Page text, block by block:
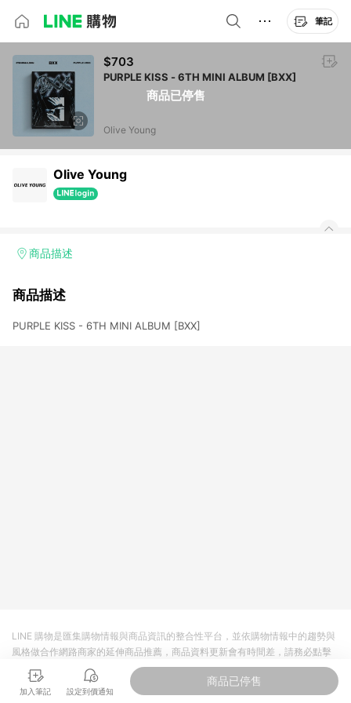
筆記
商品已停售
$703
PURPLE KISS - 6TH MINI ALBUM [BXX]
Olive Young
Olive Young
商品描述
商品描述
PURPLE KISS - 6TH MINI ALBUM [BXX]
加入筆記 設定到價通知
商品已停售
LINE 購物是匯集購物情報與商品資訊的整合性平台，並依購物情報中的趨勢與
風格做合作網路商家的延伸商品推薦，商品資料更新會有時間差，請務必點擊
商品至各合作網路商家，確認現售價與購物條件，一切資訊以合作廠商網頁為
準。